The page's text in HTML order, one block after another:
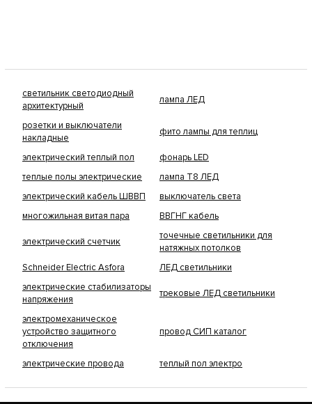
светильник светодиодный
архитектурный
лампа ЛЕД
розетки и выключатели
накладные
фито лампы для теплиц
электрический теплый пол
фонарь LED
теплые полы электрические
лампа Т8 ЛЕД
электрический кабель ШВВП
выключатель света
многожильная витая пара
ВВГНГ кабель
электрический счетчик
точечные светильники для
натяжных потолков
Schneider Electric Asfora
ЛЕД светильники
электрические стабилизаторы
напряжения
трековые ЛЕД светильники
электромеханическое
устройство защитного
отключения
провод СИП каталог
электрические провода теплый пол электро